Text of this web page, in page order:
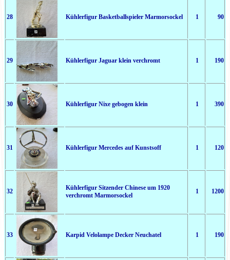
28 Kühlerfigur Basketballspieler Marmorsockel 1 90
29 Kühlerfigur Jaguar klein verchromt 1 190
30 Kühlerfigur Nixe gebogen klein 1 390
31 Kühlerfigur Mercedes auf Kunstsoff 1 120
32
Kühlerfigur Sitzender Chinese um 1920
verchromt Marmorsockel
1 1200
33 Karpid Velolampe Decker Neuchatel 1 190